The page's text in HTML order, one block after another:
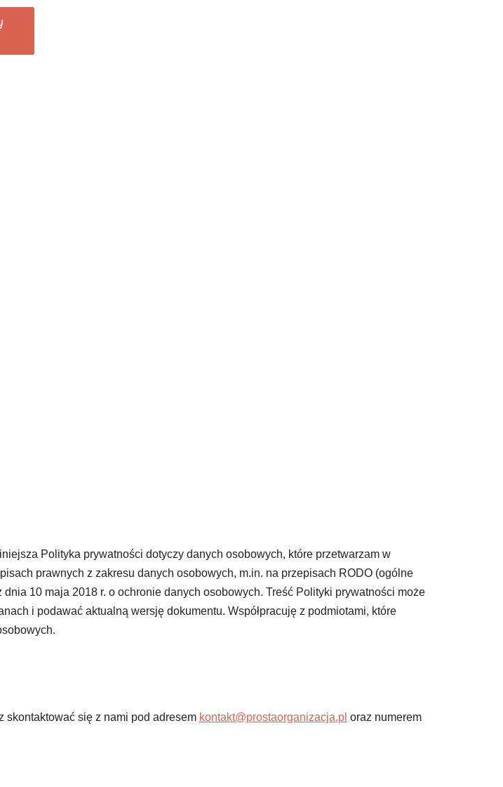
Polityka prywatności dotyczy danych osobowych, które przetwarzam w
prawnych z zakresu danych osobowych, m.in. na przepisach RODO (ogólne
10 maja 2018 r. o ochronie danych osobowych. Treść Polityki prywatności może
i podawać aktualną wersję dokumentu. Współpracuję z podmiotami, które
się z nami pod adresem kontakt@prostaorganizacja.pl oraz numerem